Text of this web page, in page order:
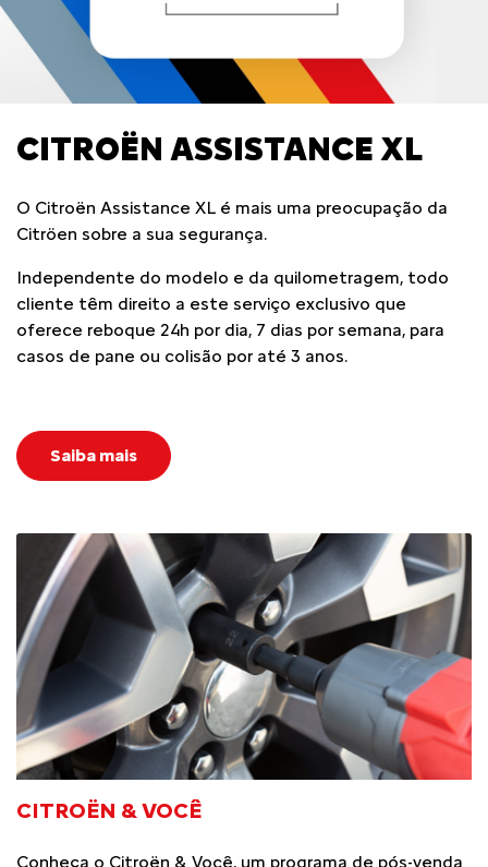
CITROËN ASSISTANCE XL
O Citroën Assistance XL é mais uma preocupação da
Citröen sobre a sua segurança.
Independente do modelo e da quilometragem, todo
cliente têm direito a este serviço exclusivo que
oferece reboque 24h por dia, 7 dias por semana, para
casos de pane ou colisão por até 3 anos.
Saiba mais
CITROËN & VOCÊ
Conheça o Citroën & Você, um programa de pós-venda